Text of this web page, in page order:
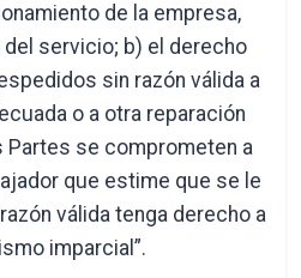
de la empresa,
servicio; b) el derecho
sin razón válida a
o a otra reparación
Partes se comprometen a
que estime que se le
válida tenga derecho a
imparcial”.